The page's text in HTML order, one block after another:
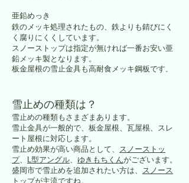
亜鉛めっき
鉄のメッキ処理されたもの、鉄よりも錆びにく
く腐りにくくしています。
スノーストップは指定が無ければ一番お安い亜
鉛メッキ製となります。
板金屋根の雪止金具も高耐食メッキ鋼板です
雪止めの種類は？
雪止めの種類もさまざまあります。
雪止金具が一般的で、板金屋根、瓦屋根、スレ
ート屋根に対応します。
雪止め効果が高い商品として、 スノーストッ
プ、 L型アングル、 ゆきもちくんがございます。
盛岡市で雪止めを追加されたい方は、 スノース
トップが主流ですね。